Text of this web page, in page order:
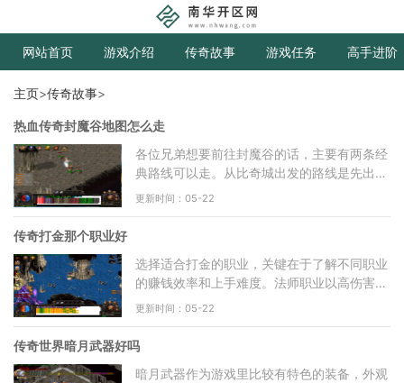
网站首页 游戏介绍 传奇故事 游戏任务 高手进阶
主页>传奇故事>
热血传奇封魔谷地图怎么走
各位兄弟想要前往封魔谷的话，主要有两条经
典路线可以走。从比奇城出发的路线是先出东
门进入沃玛森林，沿着右下方移动直到看见地
更新时间：05-22
传奇打金那个职业好
选择适合打金的职业，关键在于了解不同职业
的赚钱效率和上手难度。法师职业以高伤害和
群体攻击技能著称，在清理怪物方面表现出
更新时间：05-22
传奇世界暗月武器好吗
暗月武器作为游戏里比较有特色的装备，外观